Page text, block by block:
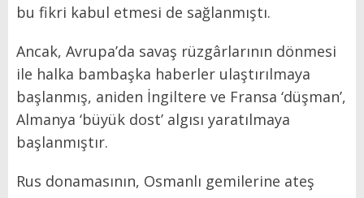
bu fikri kabul etmesi de sağlanmıştı.
Ancak, Avrupa’da savaş rüzgârlarının dönmesi
ile halka bambaşka haberler ulaştırılmaya
başlanmış, aniden İngiltere ve Fransa ‘düşman’,
Almanya ‘büyük dost’ algısı yaratılmaya
başlanmıştır.
Rus donamasının, Osmanlı gemilerine ateş